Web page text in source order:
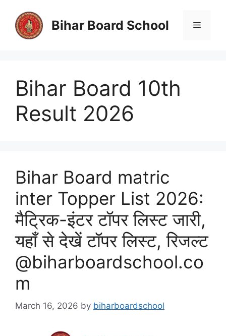
content
Bihar Board School Menu
Bihar Board 10th
Result 2026
Bihar Board matric
inter Topper List 2026:
मैट्रिक-इंटर टॉपर लिस्ट जारी,
यहाँ से देखें टॉपर लिस्ट, रिजल्ट
@biharboardschool.co
m
March 16, 2026 by biharboardschool